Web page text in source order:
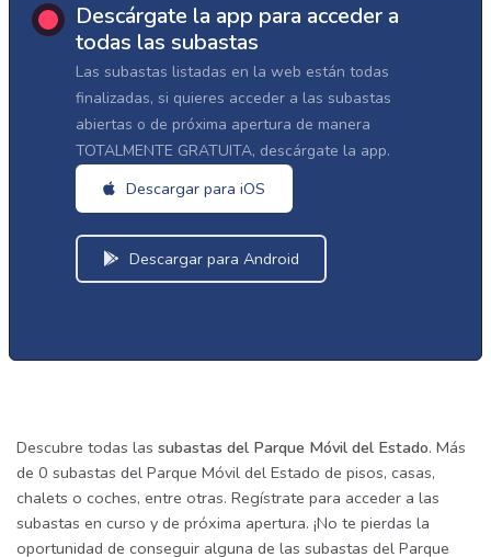
Descárgate la app para acceder a
todas las subastas
Las subastas listadas en la web están todas
finalizadas, si quieres acceder a las subastas
abiertas o de próxima apertura de manera
TOTALMENTE GRATUITA, descárgate la app.
Descargar para iOS
Descargar para Android
Descubre todas las subastas del Parque Móvil del Estado. Más
de 0 subastas del Parque Móvil del Estado de pisos, casas,
chalets o coches, entre otras. Regístrate para acceder a las
subastas en curso y de próxima apertura. ¡No te pierdas la
oportunidad de conseguir alguna de las subastas del Parque